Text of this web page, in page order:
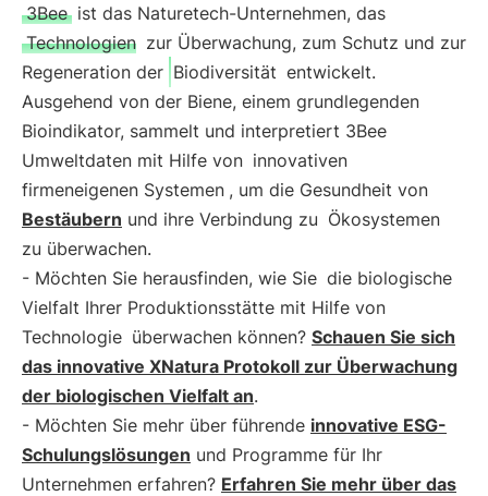
3Bee ist das Naturetech-Unternehmen, das
Technologien zur Überwachung, zum Schutz und zur
Regeneration der Biodiversität entwickelt.
Ausgehend von der Biene, einem grundlegenden
Bioindikator, sammelt und interpretiert 3Bee
Umweltdaten mit Hilfe von innovativen
firmeneigenen Systemen , um die Gesundheit von
Bestäubern und ihre Verbindung zu Ökosystemen
zu überwachen.
- Möchten Sie herausfinden, wie Sie die biologische
Vielfalt Ihrer Produktionsstätte mit Hilfe von
Technologie überwachen können? Schauen Sie sich
das innovative XNatura Protokoll zur Überwachung
der biologischen Vielfalt an.
- Möchten Sie mehr über führende innovative ESG-
Schulungslösungen und Programme für Ihr
Unternehmen erfahren? Erfahren Sie mehr über das